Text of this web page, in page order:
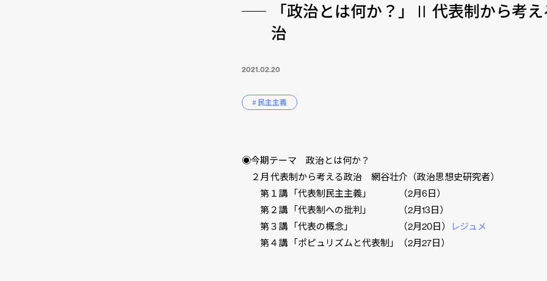
「政治とは何か？」Ⅱ 代表制から考
治
2021.02.20
# 民主主義
◉今期テーマ 政治とは何か？
２月 代表制から考える政治 網谷壮介（政治思想史研究者）
第１講 「代表制民主主義」 （2月6日）
第２講 「代表制への批判」 （2月13日）
第３講 「代表の概念」 （2月20日）
レジュメ
第４講 「ポピュリズムと代表制」（2月27日）